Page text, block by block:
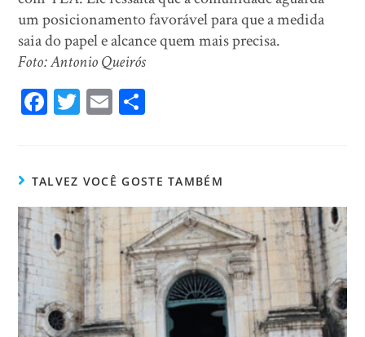
um posicionamento favorável para que a medida
saia do papel e alcance quem mais precisa.
Foto: Antonio Queirós
Fa
ok
T
er
E
TALVEZ VOCÊ GOSTE TAMBÉM